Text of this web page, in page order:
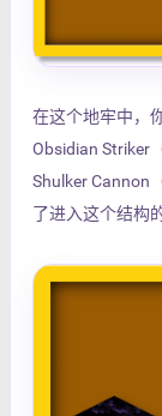
在这个地牢中，
Obsidian Striker
Shulker Cannon
了进入这个结构